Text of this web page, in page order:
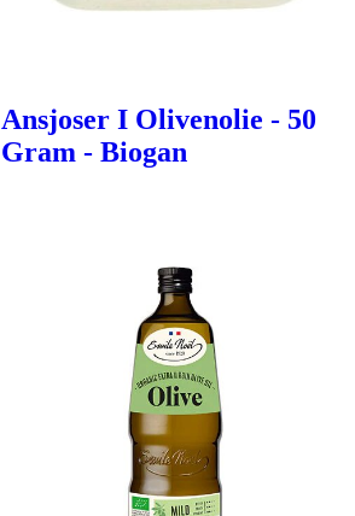
Ansjoser I Olivenolie - 50
Gram - Biogan